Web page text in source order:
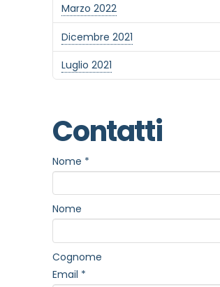
Marzo 2022
Dicembre 2021
Luglio 2021
Contatti
Nome *
Nome
Cognome
Email *